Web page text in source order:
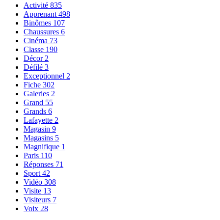
Activité 835
Apprenant 498
Binômes 107
Chaussures 6
Cinéma 73
Classe 190
Décor 2
Défilé 3
Exceptionnel 2
Fiche 302
Galeries 2
Grand 55
Grands 6
Lafayette 2
Magasin 9
Magasins 5
Magnifique 1
Paris 110
Réponses 71
Sport 42
Vidéo 308
Visite 13
Visiteurs 7
Voix 28